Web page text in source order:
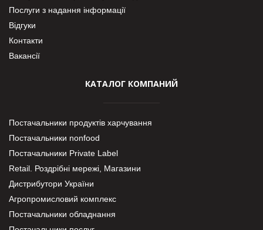
Послуги з надання інформації
Відгуки
Контакти
Вакансії
КАТАЛОГ КОМПАНИЙ
Постачальники продуктів харчування
Постачальники nonfood
Постачальники Private Label
Retail. Роздрібні мережі, Магазини
Дистрибутори України
Агропромисловий комплекс
Постачальники обладнання